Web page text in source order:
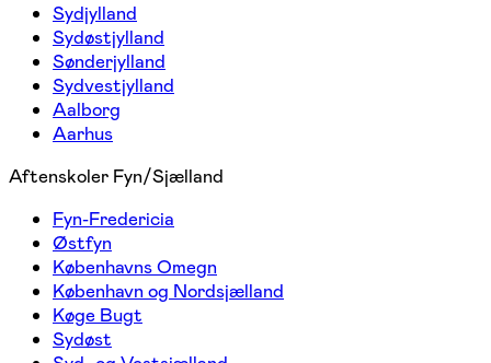
Sydjylland
Sydøstjylland
Sønderjylland
Sydvestjylland
Aalborg
Aarhus
Aftenskoler Fyn/Sjælland
Fyn-Fredericia
Østfyn
Københavns Omegn
København og Nordsjælland
Køge Bugt
Sydøst